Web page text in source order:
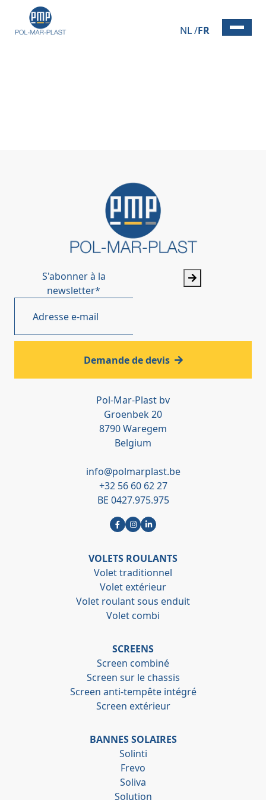
NL FR
S'abonner à la
newsletter*
Demande de devis
Pol-Mar-Plast bv
Groenbek 20
8790 Waregem
Belgium
info@polmarplast.be
+32 56 60 62 27
BE 0427.975.975
VOLETS ROULANTS
Volet traditionnel
Volet extérieur
Volet roulant sous enduit
Volet combi
SCREENS
Screen combiné
Screen sur le chassis
Screen anti-tempête intégré
Screen extérieur
BANNES SOLAIRES
Solinti
Frevo
Soliva
Solution